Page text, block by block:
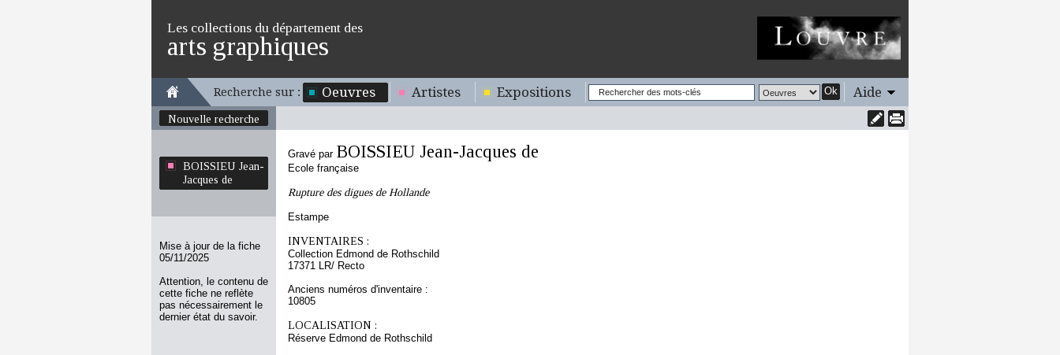
Les collections du département des
arts graphiques
Recherche sur : Oeuvres Artistes Expositions Ok Aide
Nouvelle recherche
BOISSIEU Jean-
Jacques de
Mise à jour de la fiche
05/11/2025
Attention, le contenu de
cette fiche ne reflète
pas nécessairement le
dernier état du savoir.
Gravé par BOISSIEU Jean-Jacques de
Ecole française
Rupture des digues de Hollande
Estampe
INVENTAIRES :
Collection Edmond de Rothschild
17371 LR/ Recto
Anciens numéros d'inventaire :
10805
LOCALISATION :
Réserve Edmond de Rothschild